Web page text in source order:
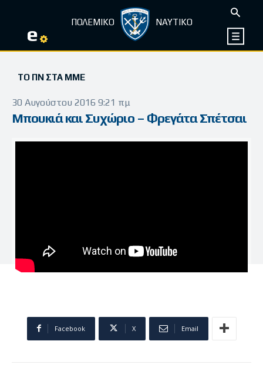
e ΠΟΛΕΜΙΚΟ ΝΑΥΤΙΚΟ
ΤΟ ΠΝ ΣΤΑ ΜΜΕ
30 Αυγούστου 2016 9:21 πμ
Μπουκιά και Συχώριο – Φρεγάτα Σπέτσαι
Facebook X Email